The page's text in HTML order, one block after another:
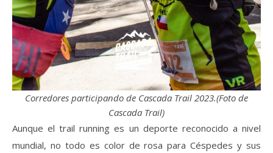
Corredores participando de Cascada Trail 2023.(Foto de
Cascada Trail)
Aunque el trail running es un deporte reconocido a nivel
mundial, no todo es color de rosa para Céspedes y sus